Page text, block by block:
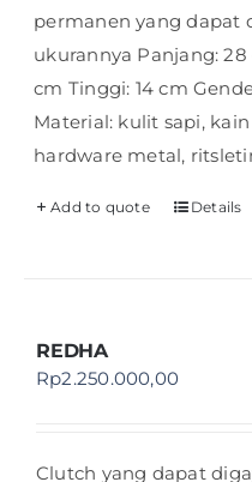
permanen yang dapat
ukurannya Panjang: 28
cm Tinggi: 14 cm
Material: kulit sapi, kain
hardware metal,
Add to quote Details
REDHA
Rp2.250.000,00
Clutch yang dapat